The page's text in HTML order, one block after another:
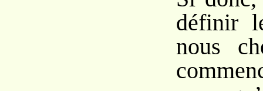
définir
nous